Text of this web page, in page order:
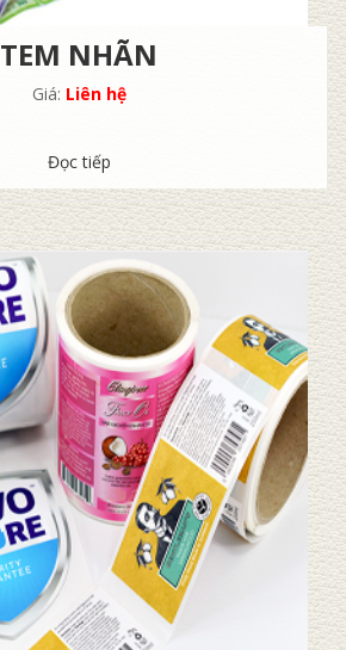
TEM NHÃN
Giá: Liên hệ
Đọc tiếp